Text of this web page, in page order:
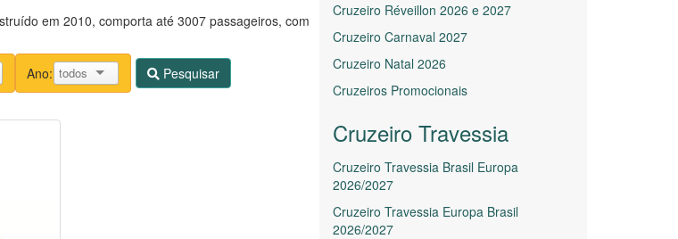
em 2010, comporta até 3007 passageiros, com
Ano: Pesquisar
Cruzeiro Réveillon 2026 e 2027
Cruzeiro Carnaval 2027
Cruzeiro Natal 2026
Cruzeiros Promocionais
Cruzeiro Travessia
Cruzeiro Travessia Brasil Europa
2026/2027
Cruzeiro Travessia Europa Brasil
2026/2027